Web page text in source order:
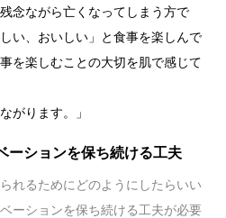
念ながら亡くなってしまう方で
い、おいしい」と食事を楽しんで
を楽しむことの大切を肌で感じて
がります。」
ーションを保ち続ける工夫
れるためにどのようにしたらいい
ーションを保ち続ける工夫が必要